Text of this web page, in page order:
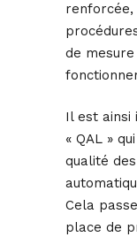
renforcée,
de
Il est ainsi
« QAL »
qualité
Cela
place de